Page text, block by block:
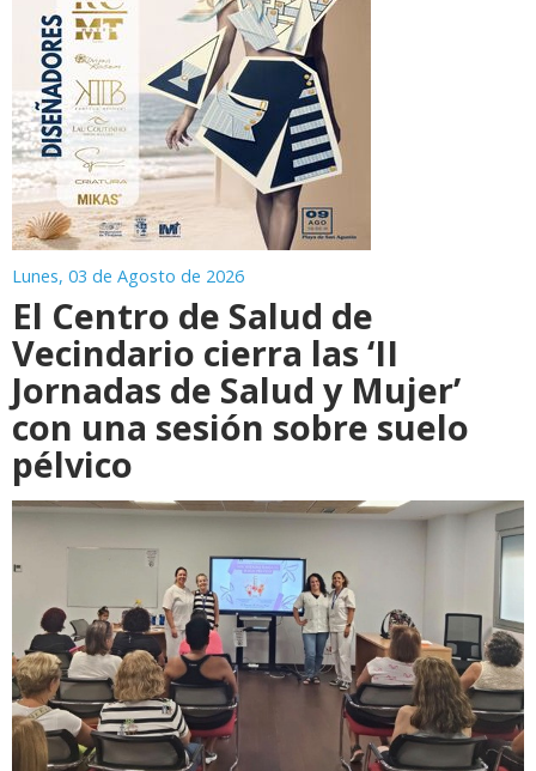
Lunes, 03 de Agosto de 2026
El Centro de Salud de
Vecindario cierra las ‘II
Jornadas de Salud y Mujer’
con una sesión sobre suelo
pélvico